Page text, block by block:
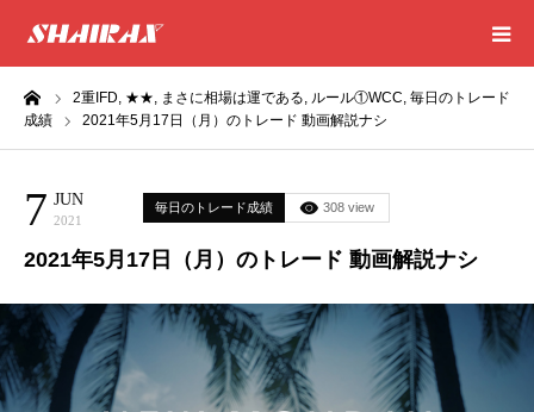
2重IFD, ★★, まさに相場は運である, ルール①WCC, 毎日のトレード
成績
2021年5月17日（月）のトレード 動画解説ナシ
7 JUN
2021
毎日のトレード成績 308 view
2021年5月17日（月）のトレード 動画解説ナシ
HOME
CONSULTING
EXCEL SHEET